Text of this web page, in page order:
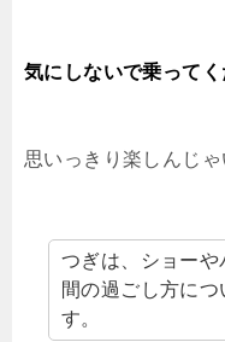
気にしないで乗ってく
思いっきり楽しんじゃ
つぎは、ショー
間の過ごし方につ
す。